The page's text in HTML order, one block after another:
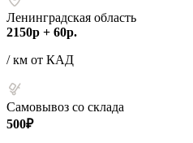
Ленинградская область
2150р + 60р.
/ км от КАД
Самовывоз со склада
500₽